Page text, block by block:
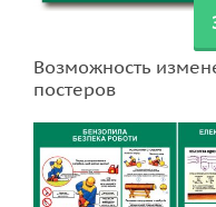
Возможность
постеров